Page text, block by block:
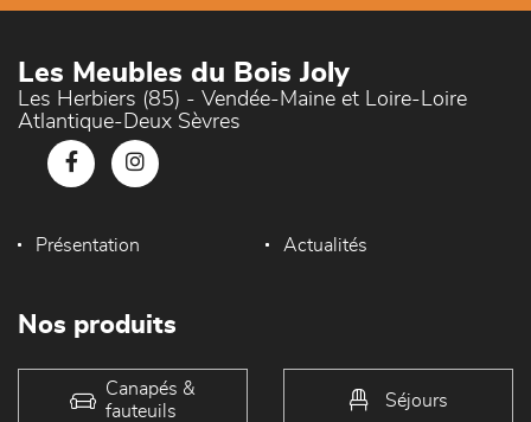
Les Meubles du Bois Joly
Les Herbiers (85) - Vendée-Maine et Loire-Loire
Atlantique-Deux Sèvres
Présentation Actualités
Nos produits
Canapés &
fauteuils
Séjours